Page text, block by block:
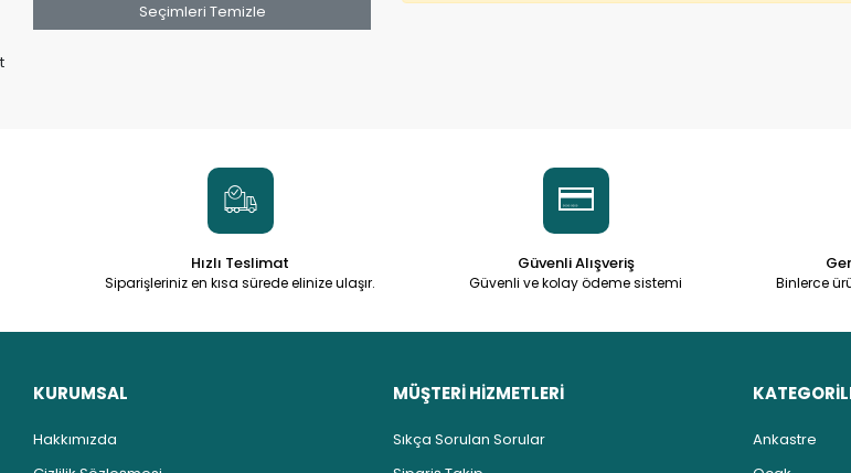
Seçimleri Temizle
t
Hızlı Teslimat
Siparişleriniz en kısa sürede elinize ulaşır.
Güvenli Alışveriş
Güvenli ve kolay ödeme sistemi Binlerce
KURUMSAL
Hakkımızda
MÜŞTERİ HİZMETLERİ
Sıkça Sorulan Sorular
Ankastre